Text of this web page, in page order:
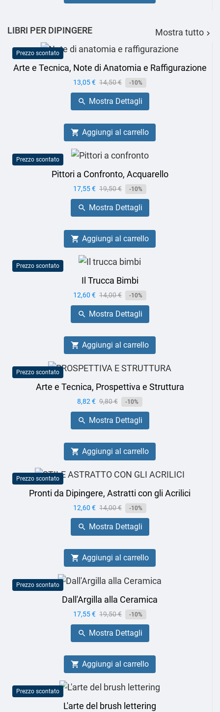
LIBRI PER DIPINGERE Mostra tutto 
Prezzo scontato
Arte e Tecnica, Note di Anatomia e Raffigurazione
Prezzo
13,05 € Prezzo
base
14,50 € -10%
 Mostra Dettagli
 Aggiungi al carrello
Prezzo scontato
Pittori a Confronto, Acquarello
Prezzo
17,55 € Prezzo
base
19,50 € -10%
 Mostra Dettagli
 Aggiungi al carrello
Prezzo scontato
Il Trucca Bimbi
Prezzo
12,60 € Prezzo
base
14,00 € -10%
 Mostra Dettagli
 Aggiungi al carrello
Prezzo scontato
Arte e Tecnica, Prospettiva e Struttura
Prezzo
8,82 € Prezzo
base
9,80 € -10%
 Mostra Dettagli
 Aggiungi al carrello
Prezzo scontato
Pronti da Dipingere, Astratti con gli Acrilici
Prezzo
12,60 € Prezzo
base
14,00 € -10%
 Mostra Dettagli
 Aggiungi al carrello
Prezzo scontato
Dall'Argilla alla Ceramica
Prezzo
17,55 € Prezzo
base
19,50 € -10%
 Mostra Dettagli
 Aggiungi al carrello
Prezzo scontato
L'arte del brush lettering